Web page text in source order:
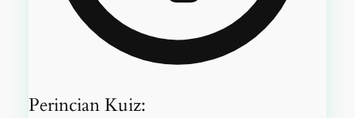
Perincian Kuiz: